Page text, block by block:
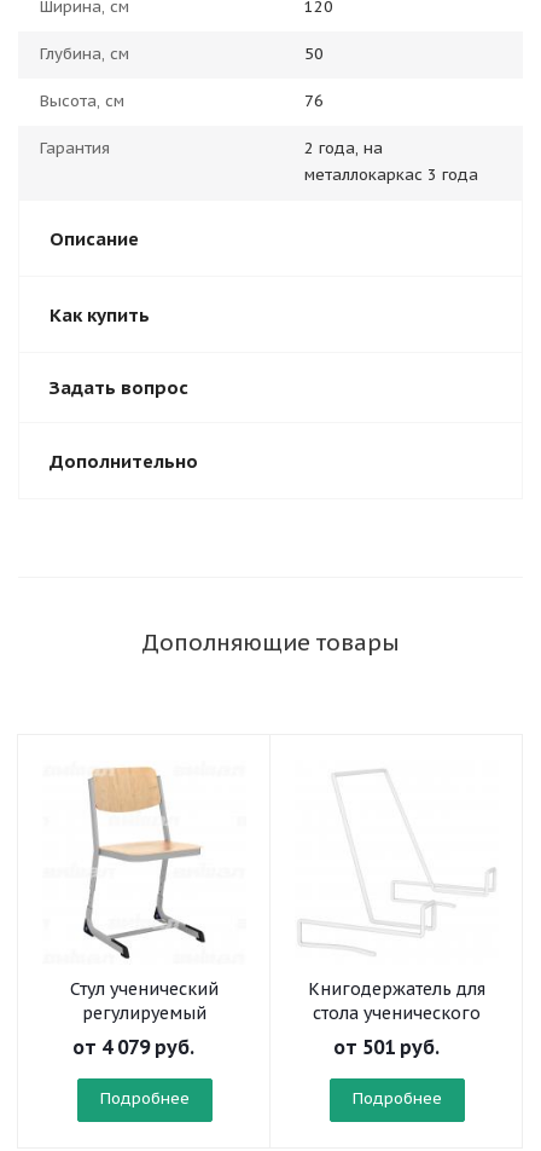
Ширина, см 120
Глубина, см 50
Высота, см 76
Гарантия
2 года, на
металлокаркас 3 года
Описание
Как купить
Задать вопрос
Дополнительно
Дополняющие товары
Стул ученический
регулируемый
«Осанка» на
плоскоовальной трубе
от 4 079 руб.
Подробнее
Книгодержатель для
стола ученического
от 501 руб.
Подробнее